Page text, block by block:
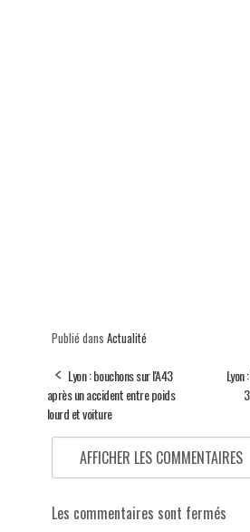
Publié dans Actualité
Lyon : bouchons sur l'A43
après un accident entre poids
lourd et voiture
AFFICHER LES COMMENTAIRES
Les commentaires sont fermés